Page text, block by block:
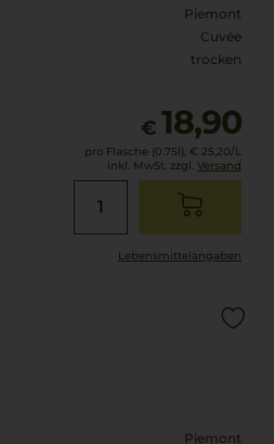
Piemont
Cuvée
trocken
€ 18,90
pro Flasche (0.75l), € 25,20/L
inkl. MwSt. zzgl. Versand
Lebensmittel­angaben
Piemont